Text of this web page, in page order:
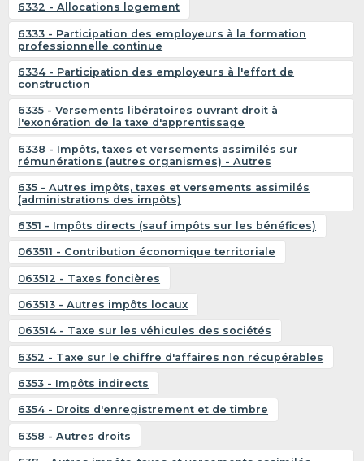
6332 - Allocations logement
6333 - Participation des employeurs à la formation
professionnelle continue
6334 - Participation des employeurs à l'effort de
construction
6335 - Versements libératoires ouvrant droit à
l'exonération de la taxe d'apprentissage
6338 - Impôts, taxes et versements assimilés sur
rémunérations (autres organismes) - Autres
635 - Autres impôts, taxes et versements assimilés
(administrations des impôts)
6351 - Impôts directs (sauf impôts sur les bénéfices)
063511 - Contribution économique territoriale
063512 - Taxes foncières
063513 - Autres impôts locaux
063514 - Taxe sur les véhicules des sociétés
6352 - Taxe sur le chiffre d'affaires non récupérables
6353 - Impôts indirects
6354 - Droits d'enregistrement et de timbre
6358 - Autres droits